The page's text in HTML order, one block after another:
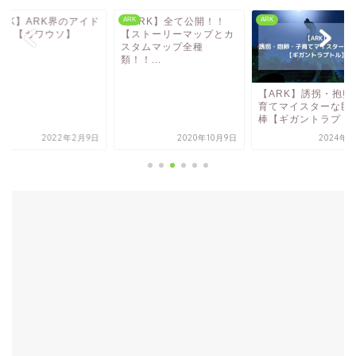
】ARK界のアイド
！【カワウソ】
2022年2月9日
ARK
【ARK】全て公開！！
【ストーリーマップとカ
スタムマップ全種
類！！...
2020年10月9日
ARK
【ARK】誘拐・抱卵
育てマイスターな巨
棒【ギガントラプト
2024年4